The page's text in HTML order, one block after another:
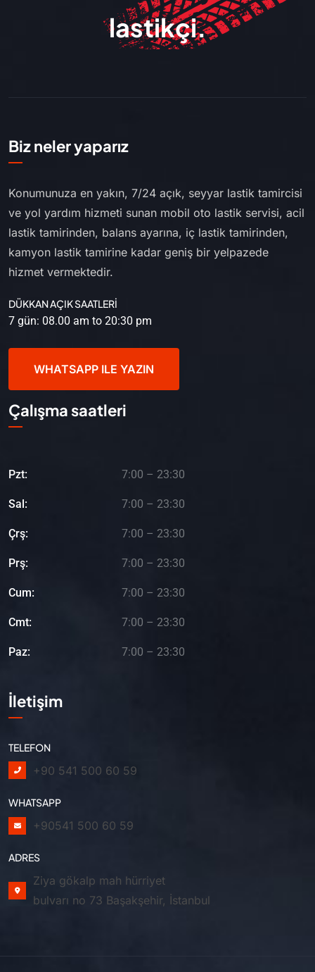
lastikçi.
Biz neler yaparız
Konumunuza en yakın, 7/24 açık, seyyar lastik tamircisi
ve yol yardım hizmeti sunan mobil oto lastik servisi, acil
lastik tamirinden, balans ayarına, iç lastik tamirinden,
kamyon lastik tamirine kadar geniş bir yelpazede
hizmet vermektedir.
DÜKKAN AÇIK SAATLERİ
7 gün: 08.00 am to 20:30 pm
WHATSAPP ILE YAZIN
Çalışma saatleri
Pzt: 7:00 – 23:30
Sal: 7:00 – 23:30
Çrş: 7:00 – 23:30
Prş: 7:00 – 23:30
Cum: 7:00 – 23:30
Cmt: 7:00 – 23:30
Paz: 7:00 – 23:30
İletişim
TELEFON
+90 541 500 60 59
WHATSAPP
+90541 500 60 59
ADRES
Ziya gökalp mah hürriyet
bulvarı no 73 Başakşehir, İstanbul